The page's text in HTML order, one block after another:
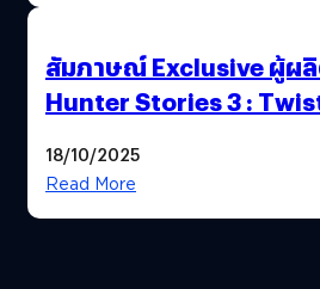
สัมภาษณ์ Exclusive ผู้ผ
Hunter Stories 3 :
สวยฉ่ำ !
18/10/2025
Read More